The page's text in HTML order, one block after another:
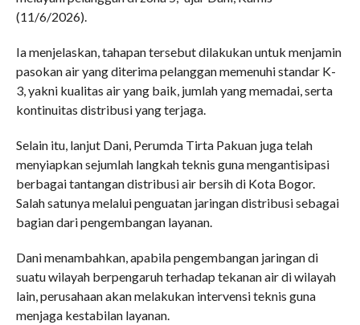
(11/6/2026).
Ia menjelaskan, tahapan tersebut dilakukan untuk menjamin
pasokan air yang diterima pelanggan memenuhi standar K-
3, yakni kualitas air yang baik, jumlah yang memadai, serta
kontinuitas distribusi yang terjaga.
Selain itu, lanjut Dani, Perumda Tirta Pakuan juga telah
menyiapkan sejumlah langkah teknis guna mengantisipasi
berbagai tantangan distribusi air bersih di Kota Bogor.
Salah satunya melalui penguatan jaringan distribusi sebagai
bagian dari pengembangan layanan.
Dani menambahkan, apabila pengembangan jaringan di
suatu wilayah berpengaruh terhadap tekanan air di wilayah
lain, perusahaan akan melakukan intervensi teknis guna
menjaga kestabilan layanan.